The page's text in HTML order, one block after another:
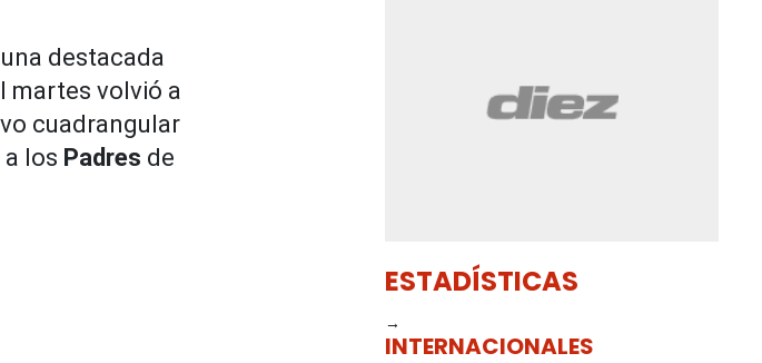
destacada
martes volvió a
cuadrangular
a los Padres de
ESTADÍSTICAS
→
INTERNACIONALES